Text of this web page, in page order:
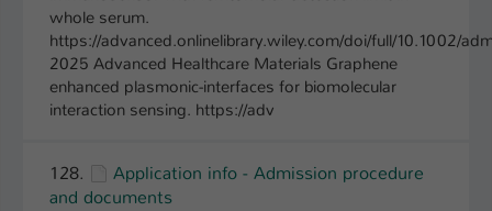
whole serum.
https://advanced.onlinelibrary.wiley.com/doi/full/10.1002/
2025 Advanced Healthcare Materials Graphene
enhanced plasmonic-interfaces for biomolecular
interaction sensing. https://adv
128.
Application info - Admission procedure
and documents